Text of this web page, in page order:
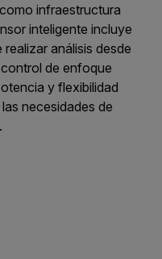
infraestructura
inteligente incluye
análisis desde
de enfoque
y flexibilidad
necesidades de